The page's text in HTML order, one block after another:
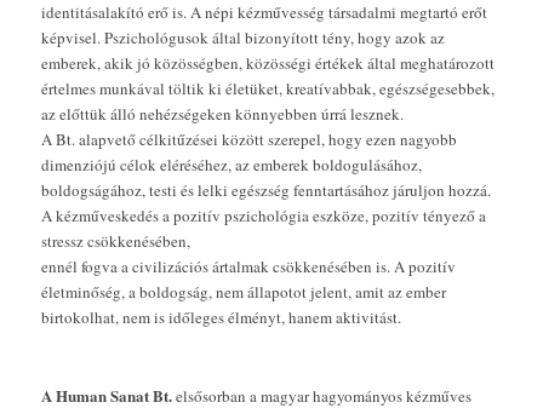
identitásalakító erő is. A népi kézművesség társadalmi megtartó erőt
képvisel. Pszichológusok által bizonyított tény, hogy azok az
emberek, akik jó közösségben, közösségi értékek által meghatározott
értelmes munkával töltik ki életüket, kreatívabbak, egészségesebbek,
az előttük álló nehézségeken könnyebben úrrá lesznek.
A Bt. alapvető célkitűzései között szerepel, hogy ezen nagyobb
dimenziójú célok eléréséhez, az emberek boldogulásához,
boldogságához, testi és lelki egészség fenntartásához járuljon hozzá.
A kézműveskedés a pozitív pszichológia eszköze, pozitív tényező a
stressz csökkenésében,
ennél fogva a civilizációs ártalmak csökkenésében is. A pozitív
életminőség, a boldogság, nem állapotot jelent, amit az ember
birtokolhat, nem is időleges élményt, hanem aktivitást.
A Human Sanat Bt.elsősorban a magyar hagyományos kézműves